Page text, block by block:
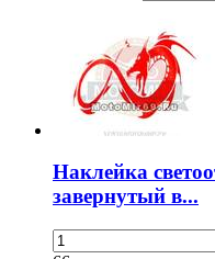
Наклейка
завернутый в...